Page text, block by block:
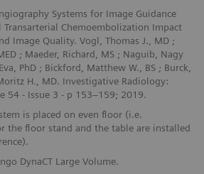
Systems for Image Guidance
Chemoembolization Impact
Image Quality. Vogl, Thomas J., MD ;
; Maeder, Richard, MS ; Naguib, Nagy
PhD ; Bickford, Matthew W., BS ; Burck,
H., MD. Investigative Radiology:
54 - Issue 3 - p 153–159; 2019.
is placed on even floor (i.e.
the floor stand and the table are installed
DynaCT Large Volume.